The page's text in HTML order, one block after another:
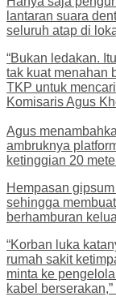
lantaran suara
seluruh atap di
“Bukan ledakan.
tak kuat menahan
TKP untuk
Komisaris Agus
Agus
ambruknya
ketinggian 20
Hempasan
sehingga
berhamburan
“Korban luka
rumah sakit
minta ke
kabel